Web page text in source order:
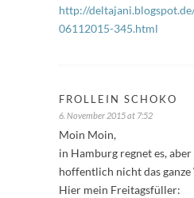
http://
06112015-345.html
FROLLEIN SCHOKO
6. November 2015 at 7:52
Moin Moin,
in Hamburg regnet es,
hoffentlich nicht das
Hier mein Freitagsfüller: